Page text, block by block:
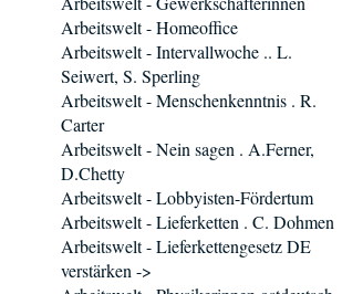
Arbeitswelt - Homeoffice
Arbeitswelt - Intervallwoche .. L.
Seiwert, S. Sperling
Arbeitswelt - Menschenkenntnis . R.
Carter
Arbeitswelt - Nein sagen . A.Ferner,
D.Chetty
Arbeitswelt - Lobbyisten-Fördertum
Arbeitswelt - Lieferketten . C. Dohmen
Arbeitswelt - Lieferkettengesetz DE
verstärken ->